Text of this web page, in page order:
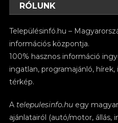
RÓLUNK
Településinfó.hu –
információs központja.
100% hasznos információ
ingatlan, programajánló,
térkép.
A telepulesinfo.hu egy
ajánlatairól (autó/motor, állás,